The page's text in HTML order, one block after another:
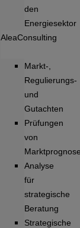
den
Energiesektor
AleaConsulting
Markt-,
Regulierungs-
und
Gutachten
Prüfungen
von
Analyse
für
strategische
Beratung
Strategische